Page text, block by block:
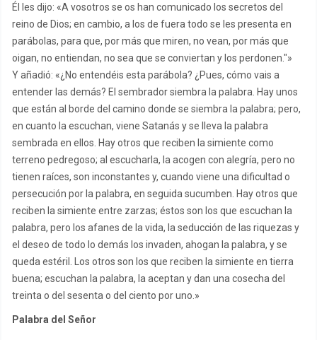
Él les dijo: «A vosotros se os han comunicado los secretos del
reino de Dios; en cambio, a los de fuera todo se les presenta en
parábolas, para que, por más que miren, no vean, por más que
oigan, no entiendan, no sea que se conviertan y los perdonen."»
Y añadió: «¿No entendéis esta parábola? ¿Pues, cómo vais a
entender las demás? El sembrador siembra la palabra. Hay unos
que están al borde del camino donde se siembra la palabra; pero,
en cuanto la escuchan, viene Satanás y se lleva la palabra
sembrada en ellos. Hay otros que reciben la simiente como
terreno pedregoso; al escucharla, la acogen con alegría, pero no
tienen raíces, son inconstantes y, cuando viene una dificultad o
persecución por la palabra, en seguida sucumben. Hay otros que
reciben la simiente entre zarzas; éstos son los que escuchan la
palabra, pero los afanes de la vida, la seducción de las riquezas y
el deseo de todo lo demás los invaden, ahogan la palabra, y se
queda estéril. Los otros son los que reciben la simiente en tierra
buena; escuchan la palabra, la aceptan y dan una cosecha del
treinta o del sesenta o del ciento por uno.»
Palabra del Señor